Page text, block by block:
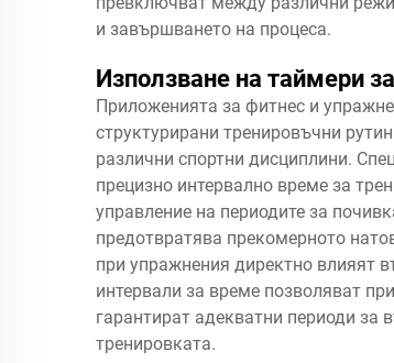
и завършването на процеса.
Използване на таймери
Приложенията за фитнес и
структурирани тренировъчни
различни спортни дисциплини.
прецизно интервално време за
управление на периодите за
предотвратява прекомерното
при упражнения директно влияят
интервали за време позволяват
гарантират адекватни периоди за
тренировката.